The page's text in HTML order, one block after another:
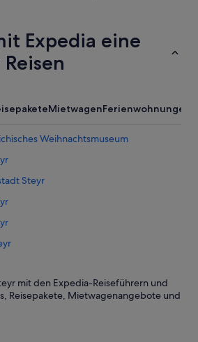
Expedia eine
MietwagenFerienwohnungen
Weihnachtsmuseum
Steyr
mit den Expedia-Reiseführern und
Reisepakete, Mietwagenangebote und